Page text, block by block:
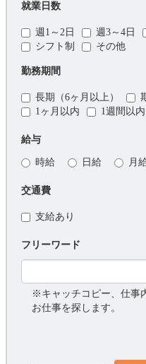
就業日数
週1～2日 週3～4日
シフト制
その他
勤務期間
長期（6ヶ月以上）
1ヶ月以内
1週間以内
給与
時給 日給 月
交通費
支給あり
フリーワード
※キャッチコピー、仕事
お仕事を探します。